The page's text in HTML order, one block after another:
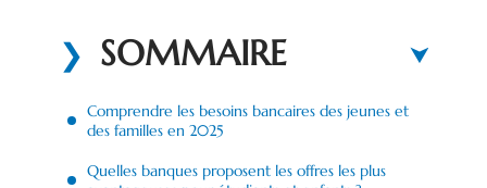
SOMMAIRE
Comprendre les besoins bancaires des jeunes et
des familles en 2025
Quelles banques proposent les offres les plus